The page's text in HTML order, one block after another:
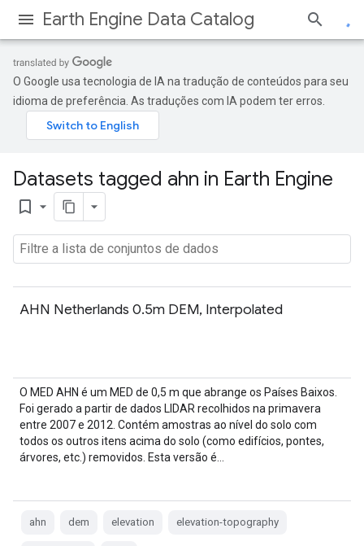
Earth Engine Data Catalog
O Google usa tecnologia de IA na tradução de conteúdos para seu
idioma de preferência. As traduções com IA podem ter erros.
Datasets tagged ahn in Earth Engine
bookmark_border
AHN Netherlands 0.5m DEM, Interpolated
O MED AHN é um MED de 0,5 m que abrange os Países Baixos.
Foi gerado a partir de dados LIDAR recolhidos na primavera
entre 2007 e 2012. Contém amostras ao nível do solo com
todos os outros itens acima do solo (como edifícios, pontes,
árvores, etc.) removidos. Esta versão é…
ahn dem elevation elevation-topography